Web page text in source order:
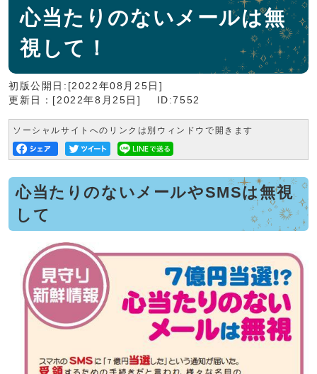
心当たりのないメールは無
視して！
初版公開日:[2022年08月25日]
更新日：[2022年8月25日]
ID:7552
ソーシャルサイトへのリンクは別ウィンドウで開きます
心当たりのないメールやSMSは無視
して